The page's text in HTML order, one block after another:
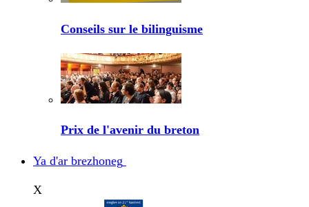
Conseils sur le bilinguisme
Prix de l'avenir du breton
Ya d'ar brezhoneg
X